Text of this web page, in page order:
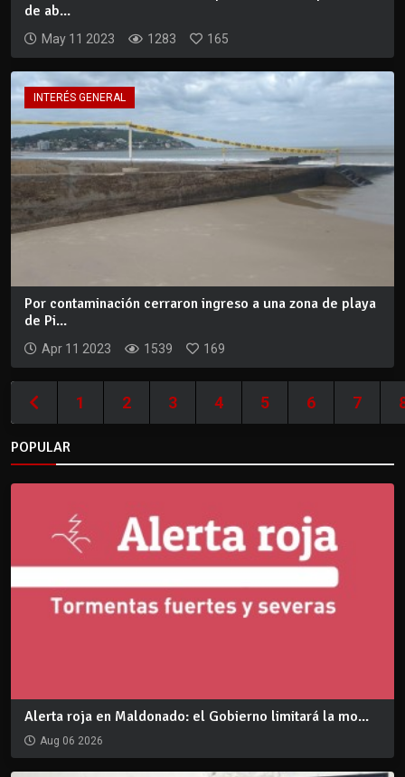
de ab...
May 11 2023 1283 165
INTERÉS GENERAL
Por contaminación cerraron ingreso a una zona de playa
de Pi...
Apr 11 2023 1539 169
1 2 3 4 5 6 7
POPULAR
Alerta roja en Maldonado: el Gobierno limitará la mo...
Aug 06 2026